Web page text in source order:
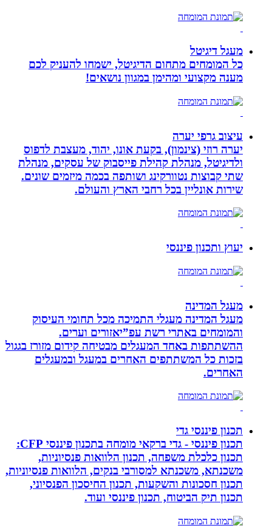
מעגל דיגיטל
כל המומחים מתחום הדיגיטל, ישמחו להעניק לכם
מענה מקצועי ומהימן במגוון נושאים!
עיצוב גרפי יערה
יערה רוזי (צינמון), בקעת אונו, יהוד, מעצבת לדפוס
ולדיגיטל, מנהלת קהילת פייסבוק של עסקים, מנהלת
שתי קבוצות נטוורקינג ושותפה בכמה מיזמים שונים.
שירות אונליין בכל רחבי הארץ והעולם.
יעוץ ותכנון פיננסי
מעגל המדינה
מעגל המדינה מעגלי התמיכה מכל תחומי העיסוק
והמומחים באתרי רשת עפ”יאזורים וערים.
ההשתתפות באחד המעגלים מבטיחה קידום מזורז בגגול
בזכות כל המשתתפים האחרים במעגל ובמעגלים
האחרים.
תכנון פיננסי גדי
תכנון פיננסי - גדי ברקאי מומחה בתכנון פיננסי CFP:
תכנון כלכלת משפחה, תכנון הלוואות פנסיוניות,
משכנתא, משכנתא למסורבי בנקים, הלוואות פנסיוניות,
תכנון חסכונות והשקעות, תכנון החיסכון הפנסיוני,
תכנון תיק הביטוח, תכנון פיננסי ועוד.